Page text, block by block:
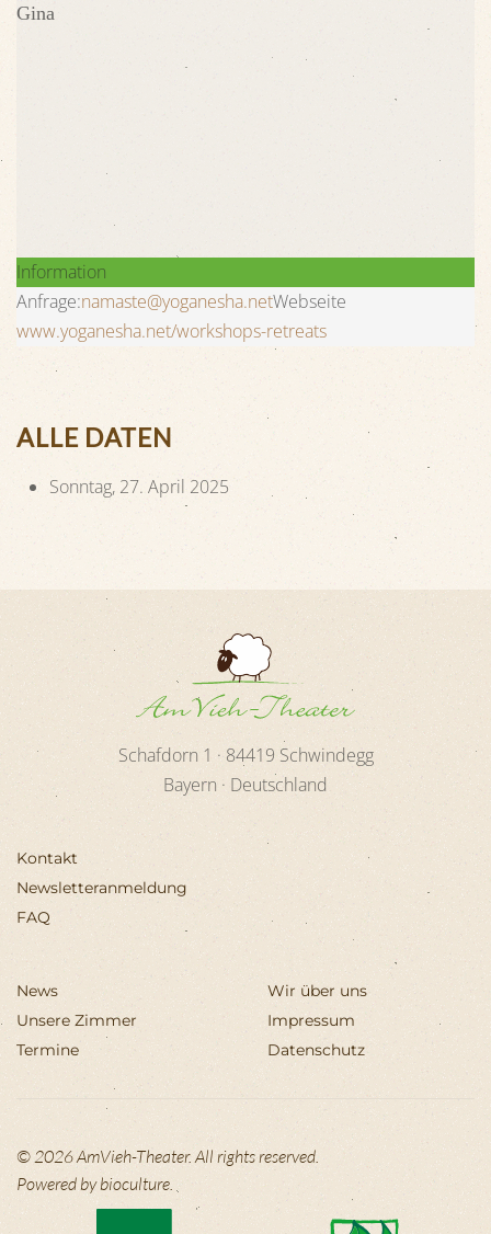
Gina
Information
Anfrage:namaste@yoganesha.netWebseite
www.yoganesha.net/workshops-retreats
ALLE DATEN
Sonntag, 27. April 2025
Schafdorn 1 · 84419Schwindegg
Bayern · Deutschland
Kontakt
Newsletteranmeldung
FAQ
News
Unsere Zimmer
Termine
Wir über uns
Impressum
Datenschutz
©2026AmVieh-Theater. All rights reserved.
Powered bybioculture.